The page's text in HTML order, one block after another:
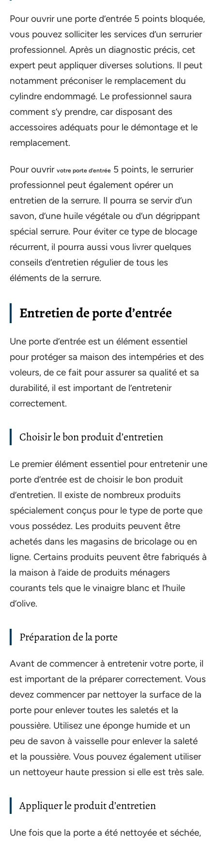
Pour ouvrir une porte d’entrée 5 points bloquée,
vous pouvez solliciter les services d’un serrurier
professionnel. Après un diagnostic précis, cet
expert peut appliquer diverses solutions. Il peut
notamment préconiser le remplacement du
cylindre endommagé. Le professionnel saura
comment s’y prendre, car disposant des
accessoires adéquats pour le démontage et le
remplacement.
Pour ouvrir votre porte d’entrée 5 points, le serrurier
professionnel peut également opérer un
entretien de la serrure. Il pourra se servir d’un
savon, d’une huile végétale ou d’un dégrippant
spécial serrure. Pour éviter ce type de blocage
récurrent, il pourra aussi vous livrer quelques
conseils d’entretien régulier de tous les
éléments de la serrure.
Entretien de porte d’entrée
Une porte d’entrée est un élément essentiel
pour protéger sa maison des intempéries et des
voleurs, de ce fait pour assurer sa qualité et sa
durabilité, il est important de l’entretenir
correctement.
Choisir le bon produit d’entretien
Le premier élément essentiel pour entretenir une
porte d’entrée est de choisir le bon produit
d’entretien. Il existe de nombreux produits
spécialement conçus pour le type de porte que
vous possédez. Les produits peuvent être
achetés dans les magasins de bricolage ou en
ligne. Certains produits peuvent être fabriqués à
la maison à l’aide de produits ménagers
courants tels que le vinaigre blanc et l’huile
d’olive.
Préparation de la porte
Avant de commencer à entretenir votre porte, il
est important de la préparer correctement. Vous
devez commencer par nettoyer la surface de la
porte pour enlever toutes les saletés et la
poussière. Utilisez une éponge humide et un
peu de savon à vaisselle pour enlever la saleté
et la poussière. Vous pouvez également utiliser
un nettoyeur haute pression si elle est très sale.
Appliquer le produit d’entretien
Une fois que la porte a été nettoyée et séchée,